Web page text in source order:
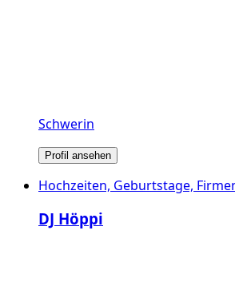
Schwerin
Profil ansehen
Hochzeiten, Geburtstage,
DJ Höppi